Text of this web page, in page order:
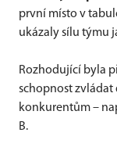
první místo v
ukázaly sílu týmu
Rozhodující byla
schopnost
konkurentům –
B.